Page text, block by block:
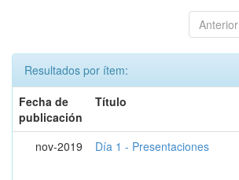
Anterior
Resultados por ítem:
Fecha de
publicación
Título
nov-2019 Día 1 - Presentaciones